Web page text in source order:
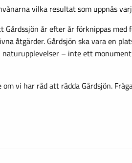
vilka resultat som uppnås
år efter år förknippas med
åtgärder. Gårdsjön ska vara en
naturupplevelser – inte ett
vi har råd att rädda Gårdsjön.